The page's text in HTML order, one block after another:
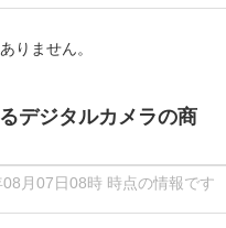
りません。
デジタルカメラの商
月07日08時 時点の情報です